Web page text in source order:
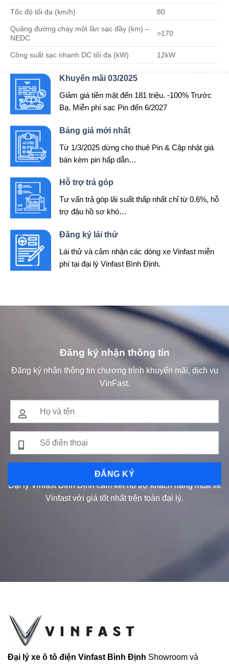
Tốc độ tối đa (km/h) 80
Quãng đường chạy một lần sạc đầy (km) –
NEDC
>170
Công suất sạc nhanh DC tối đa (kW) 12kW
Khuyến mãi 03/2025
Giảm giá tiền mặt đến 181 triệu. -100% Trước
Bạ. Miễn phí sạc Pin đến 6/2027
Bảng giá mới nhất
Từ 1/3/2025 dừng cho thuê Pin & Cập nhật giá
bán kèm pin hấp dẫn…
Hỗ trợ trả góp
Tư vấn trả góp lãi suất thấp nhất chỉ từ 0.6%, hỗ
trợ đậu hồ sơ khó…
Đăng ký lái thử
Lái thử và cảm nhận các dòng xe Vinfast miễn
phí tại đại lý Vinfast Bình Định.
Đăng ký nhận thông tin
Đăng ký nhận thông tin chương trình khuyến mãi, dịch vụ
VinFast.
Đại lý Vinfast Bình Định cam kết hỗ trợ khách hàng mua xe
Vinfast với giá tốt nhất trên toàn đại lý.
Đại lý xe ô tô điện Vinfast Bình Định Showroom và